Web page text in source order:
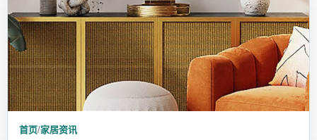
时尚饰家 装修设计
家具知识 家居文化
家装攻略 创意家居
首页/家居资讯